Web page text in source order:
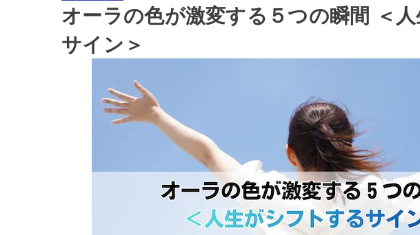
オーラの色が激変する５つの瞬間 ＜
サイン＞